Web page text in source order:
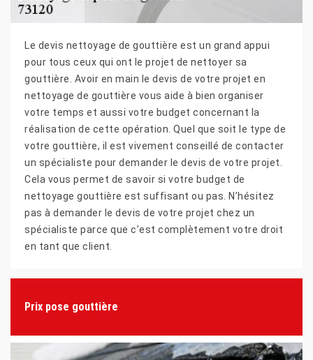
Le devis nettoyage de gouttière est un grand appui
pour tous ceux qui ont le projet de nettoyer sa
gouttière. Avoir en main le devis de votre projet en
nettoyage de gouttière vous aide à bien organiser
votre temps et aussi votre budget concernant la
réalisation de cette opération. Quel que soit le type de
votre gouttière, il est vivement conseillé de contacter
un spécialiste pour demander le devis de votre projet.
Cela vous permet de savoir si votre budget de
nettoyage gouttière est suffisant ou pas. N’hésitez
pas à demander le devis de votre projet chez un
spécialiste parce que c’est complètement votre droit
en tant que client.
Prix pose gouttière